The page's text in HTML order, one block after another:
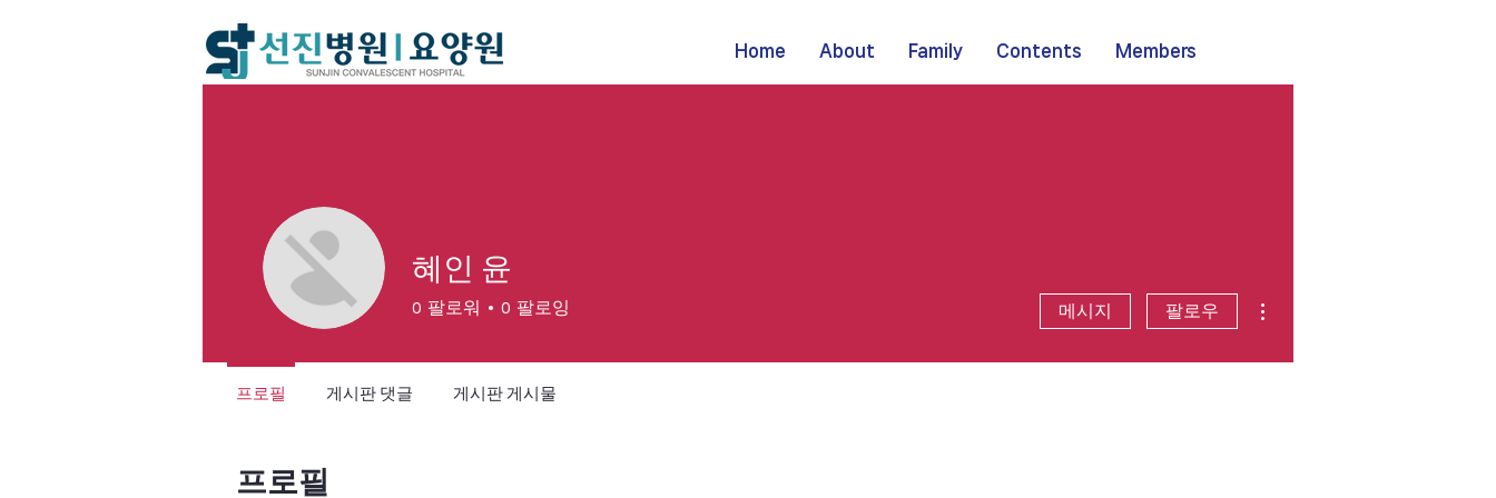
Home About Family Contents Members
프로필
혜인 윤
0 팔로워 0 팔로잉 메시지 팔로우
프로필 게시판 댓글 게시판 게시물